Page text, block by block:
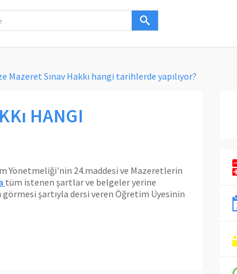
Mazeret Sınav Hakkı hangi tarihlerde yapılıyor?
HANGI
Yönetmeliği'nin 24.maddesi ve Mazeretlerin
tüm istenen şartlar ve belgeler yerine
şartıyla dersi veren Öğretim Üyesinin